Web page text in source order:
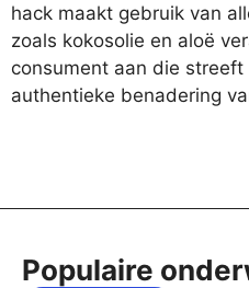
hack maakt gebruik van
zoals kokosolie en aloë
consument aan die streeft
authentieke benadering
Populaire